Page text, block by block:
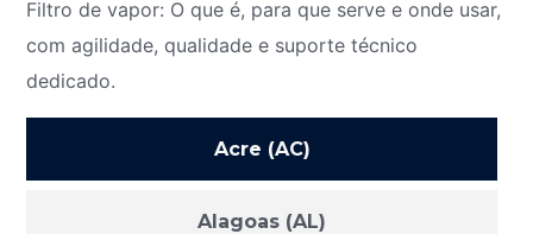
Filtro de vapor: O que é, para que serve e onde usar,
com agilidade, qualidade e suporte técnico
dedicado.
Acre (AC)
Alagoas (AL)